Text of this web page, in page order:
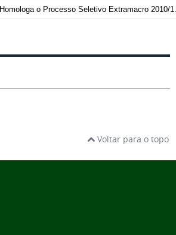
Homologa o Processo Seletivo Extramacro 2010/
Voltar para o topo